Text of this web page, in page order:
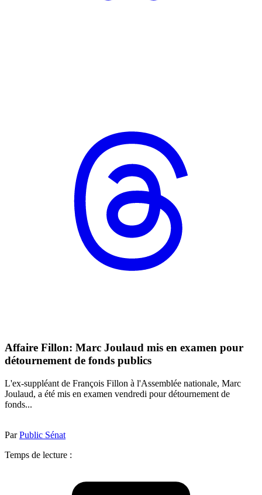
Affaire Fillon: Marc Joulaud mis en examen pour
détournement de fonds publics
L'ex-suppléant de François Fillon à l'Assemblée nationale, Marc
Joulaud, a été mis en examen vendredi pour détournement de
fonds...
ParPublic Sénat
Temps de lecture :